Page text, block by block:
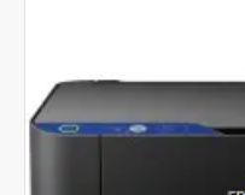
емкостью
70
мл